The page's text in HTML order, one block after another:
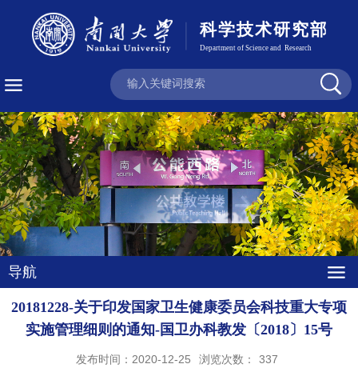
导航
20181228-关于印发国家卫生健康委员会科技重大专项
实施管理细则的通知-国卫办科教发〔2018〕15号
发布时间：2020-12-25 浏览次数： 337